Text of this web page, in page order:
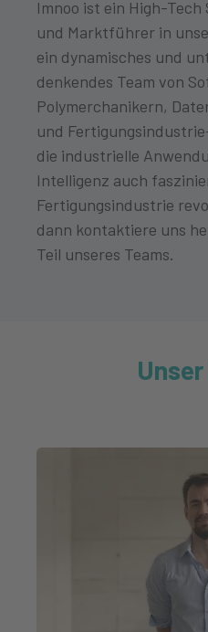
Imnoo ist ein High-Tech
und Marktführer in
ein dynamisches und
denkendes Team von
Polymerchanikern,
und
die industrielle
Intelligenz auch
Fertigungsindustrie
dann kontaktiere uns
Teil unseres Teams.